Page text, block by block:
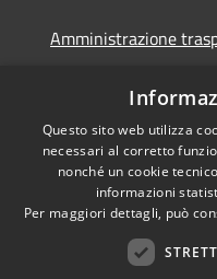
Amministrazione
Dichiarazione di
Questo sito web utilizza
necessari al corretto
nonché un cookie
informazioni
Per maggiori dettagli, può